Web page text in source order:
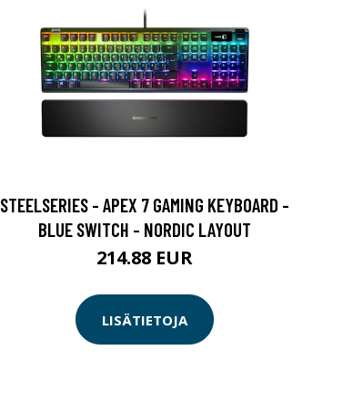
STEELSERIES - APEX 7 GAMING KEYBOARD -
BLUE SWITCH - NORDIC LAYOUT
214.88 EUR
LISÄTIETOJA